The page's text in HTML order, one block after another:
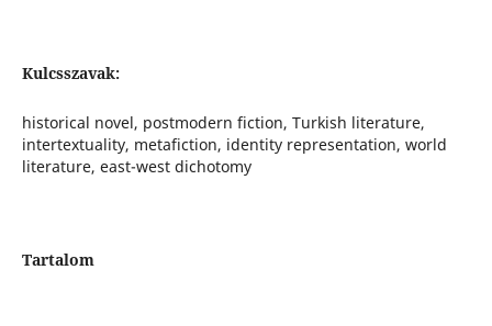
Kulcsszavak:
historical novel, postmodern fiction, Turkish literature,
intertextuality, metafiction, identity representation, world
literature, east-west dichotomy
Tartalom